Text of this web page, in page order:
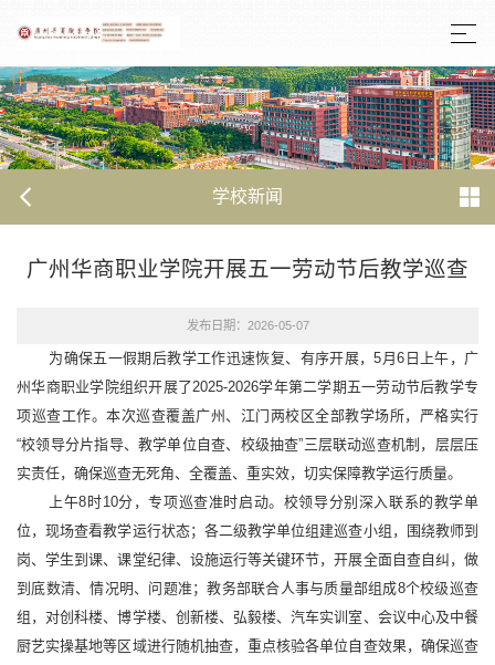
学校新闻
广州华商职业学院开展五一劳动节后教学巡查
发布日期：2026-05-07
为确保五一假期后教学工作迅速恢复、有序开展，5月6日上午，广
州华商职业学院组织开展了2025-2026学年第二学期五一劳动节后教学专
项巡查工作。本次巡查覆盖广州、江门两校区全部教学场所，严格实行
“校领导分片指导、教学单位自查、校级抽查”三层联动巡查机制，层层压
实责任，确保巡查无死角、全覆盖、重实效，切实保障教学运行质量。
上午8时10分，专项巡查准时启动。校领导分别深入联系的教学单
位，现场查看教学运行状态；各二级教学单位组建巡查小组，围绕教师到
岗、学生到课、课堂纪律、设施运行等关键环节，开展全面自查自纠，做
到底数清、情况明、问题准；教务部联合人事与质量部组成8个校级巡查
组，对创科楼、博学楼、创新楼、弘毅楼、汽车实训室、会议中心及中餐
厨艺实操基地等区域进行随机抽查，重点核验各单位自查效果，确保巡查